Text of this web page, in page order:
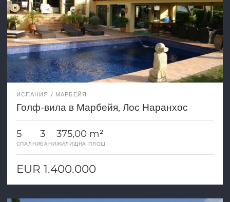
ИСПАНИЯ МАРБЕЙЯ
Голф-вила в Марбейя, Лос Наранхос
5
СПАЛНИ
3
БАНИ
375,00 m²
ЖИЛИЩНА ПЛОЩ
EUR 1.400.000